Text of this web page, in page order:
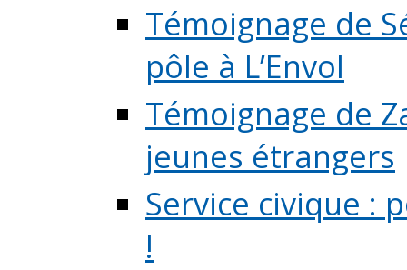
Témoignage de
pôle à L’Envol
Témoignage de
jeunes étrangers
Service civique :
!